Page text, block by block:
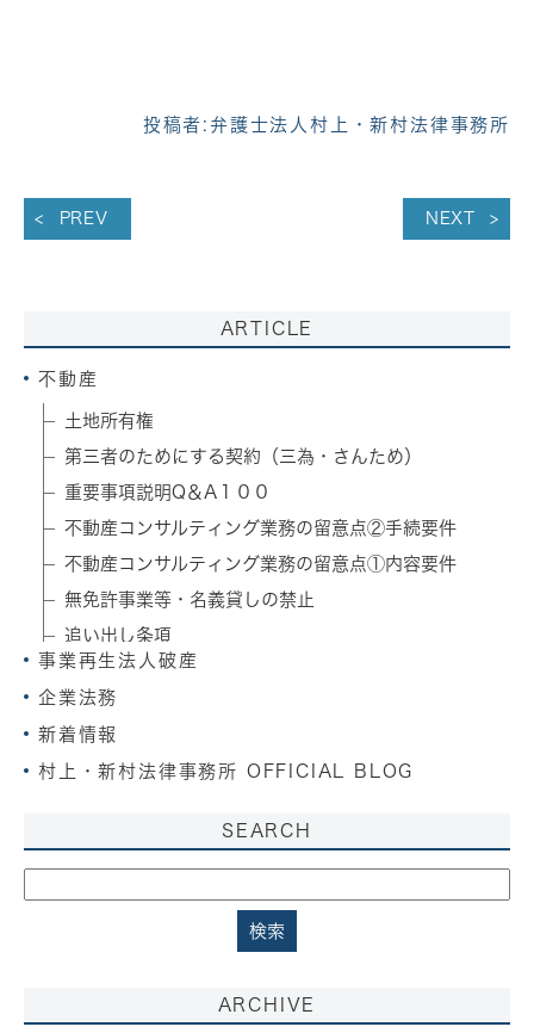
投稿者: 弁護士法人村上・新村法律事務所
PREV NEXT
ARTICLE
不動産
土地所有権
第三者のためにする契約（三為・さんため）
重要事項説明Q＆A１００
不動産コンサルティング業務の留意点②手続要件
不動産コンサルティング業務の留意点①内容要件
無免許事業等・名義貸しの禁止
追い出し条項
土地法制改正⑦不動産登記法
空家対策特別措置法
土地法制改正⑥所有者不明土地管理制度等
事業再生法人破産
企業法務
新着情報
村上・新村法律事務所 OFFICIAL BLOG
SEARCH
ARCHIVE